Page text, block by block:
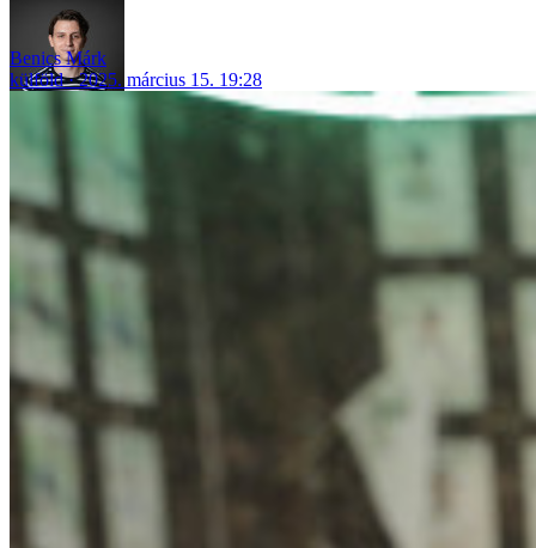
Benics Márk
külföld
2025. március 15. 19:28